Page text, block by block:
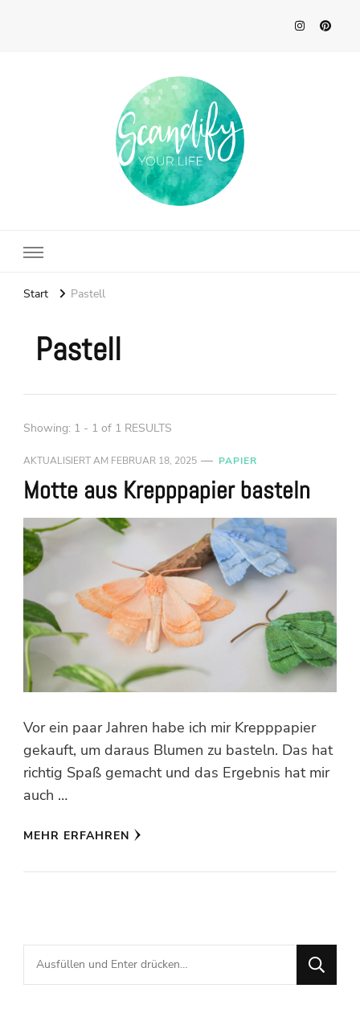
Start Pastell
Pastell
Showing: 1 - 1 of 1 RESULTS
AKTUALISIERT AM FEBRUAR 18, 2025 PAPIER
Motte aus Krepppapier basteln
Vor ein paar Jahren habe ich mir Krepppapier
gekauft, um daraus Blumen zu basteln. Das hat
richtig Spaß gemacht und das Ergebnis hat mir
auch …
MEHR ERFAHREN
Suchst
du